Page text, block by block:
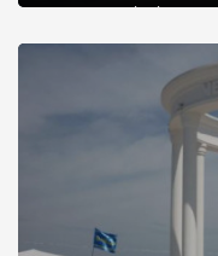
запрошую відвідати це